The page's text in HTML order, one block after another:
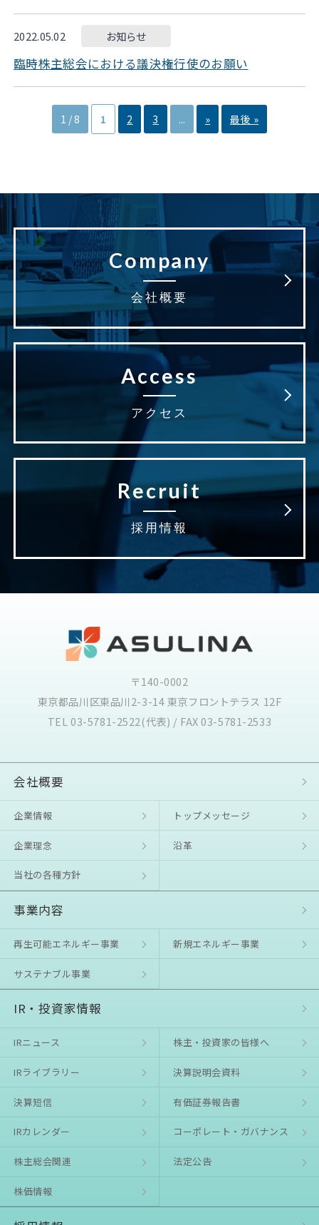
2022.05.02 お知らせ
臨時株主総会における議決権行使のお願い
1 / 8 1 2 3 ... » 最後 »
Company
会社概要
Access
アクセス
Recruit
採用情報
〒140-0002
東京都品川区東品川2-3-14 東京フロントテラス 12F
TEL 03-5781-2522(代表) / FAX 03-5781-2533
会社概要
企業情報 トップメッセージ
企業理念 沿⾰
当社の各種方針
事業内容
再生可能エネルギー事業 新規エネルギー事業
サステナブル事業
IR・投資家情報
IRニュース 株主・投資家の皆様へ
IRライブラリー 決算説明会資料
決算短信 有価証券報告書
IRカレンダー コーポレート・ガバナンス
株主総会関連 法定公告
株価情報